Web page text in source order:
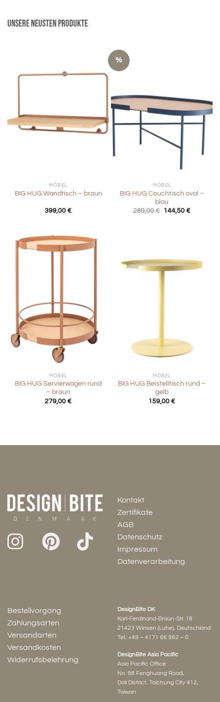
Unsere neusten Produkte
MÖBEL
BIG HUG Wandtisch – braun
399,00 €
%
MÖBEL
BIG HUG Couchtisch oval –
blau
289,00€ Ursprünglicher
144,50€Aktueller
MÖBEL
BIG HUG Servierwagen rund
– braun
279,00 €
MÖBEL
BIG HUG Beistelltisch rund –
gelb
159,00 €
Kontakt
Zertifikate
AGB
Datenschutz
Impressum
Datenverarbeitung
Bestellvorgang
Zahlungsarten
Versandarten
Versandkosten
Widerrufsbelehrung
DesignBite DK
Karl-Ferdinand-Braun-Str. 18
21423 Winsen (Luhe), Deutschland
Tel.: +49 – 4171 66 962 – 0
DesignBite Asia Pacific
Asia Pacific Office
No. 88 Fenghuang Road,
Dali District, Taichung City 412,
Taiwan